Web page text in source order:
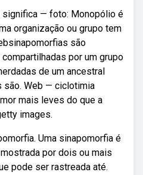
significa — foto: Monopólio é
organização ou grupo tem
são
por um grupo
de um ancestral
são. Web — ciclotimia
mais leves do que a
images.
Uma sinapomorfia é
por dois ou mais
pode ser rastreada até.